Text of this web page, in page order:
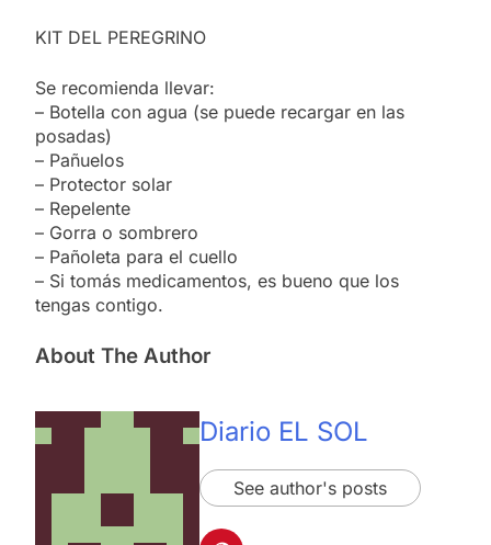
KIT DEL PEREGRINO
Se recomienda llevar:
– Botella con agua (se puede recargar en las
posadas)
– Pañuelos
– Protector solar
– Repelente
– Gorra o sombrero
– Pañoleta para el cuello
– Si tomás medicamentos, es bueno que los
tengas contigo.
About The Author
Diario EL SOL
See author's posts